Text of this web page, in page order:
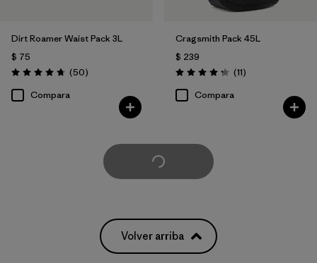
Dirt Roamer Waist Pack 3L
$ 75
Valoración: 4.7 / 5
(50Comentarios
)
Compara
Cragsmith Pack 45L
$ 239
Valoración: 4.3 / 5
(11Comentarios
)
Compara
Cargar Más
Volver arriba